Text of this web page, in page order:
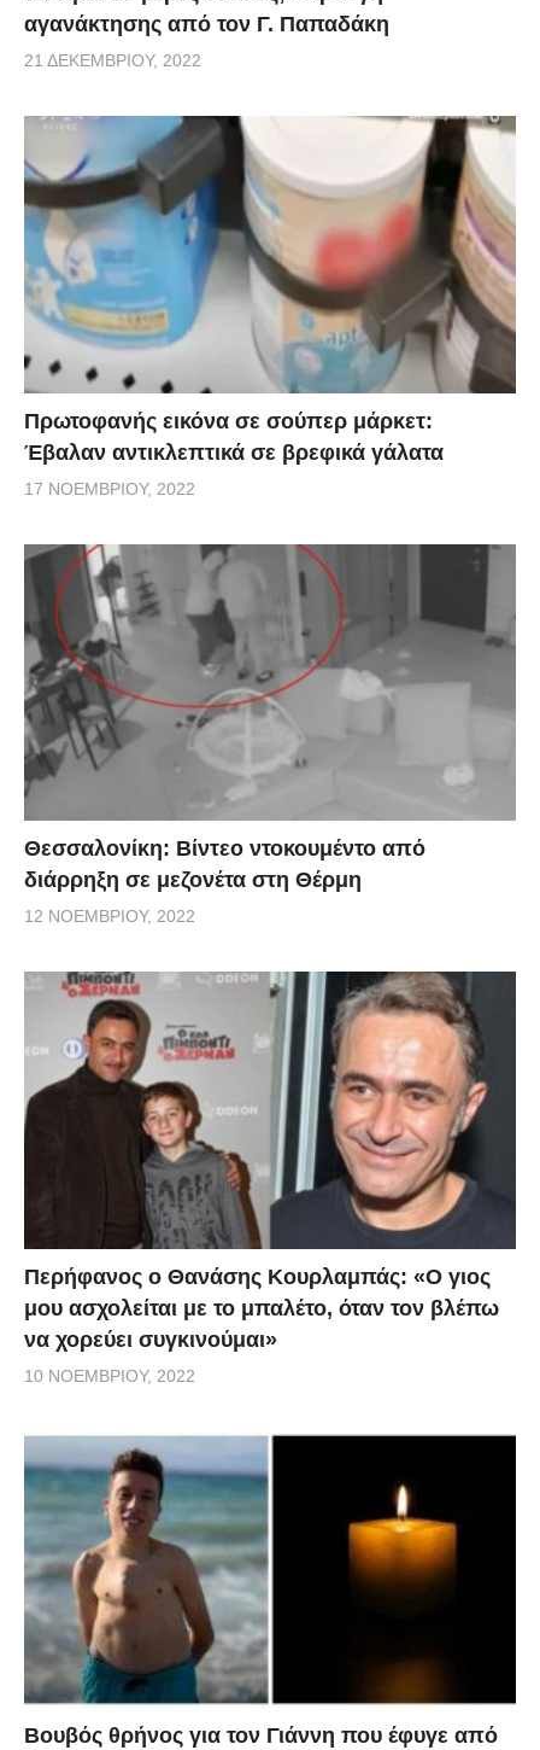
αγανάκτησης από τον Γ. Παπαδάκη
21 ΔΕΚΕΜΒΡΊΟΥ, 2022
Πρωτοφανής εικόνα σε σούπερ μάρκετ:
Έβαλαν αντικλεπτικά σε βρεφικά γάλατα
17 ΝΟΕΜΒΡΊΟΥ, 2022
Θεσσαλονίκη: Βίντεο ντοκουμέντο από
διάρρηξη σε μεζονέτα στη Θέρμη
12 ΝΟΕΜΒΡΊΟΥ, 2022
Περήφανος ο Θανάσης Κουρλαμπάς: «Ο γιος
μου ασχολείται με το μπαλέτο, όταν τον βλέπω
να χορεύει συγκινούμαι»
10 ΝΟΕΜΒΡΊΟΥ, 2022
Βουβός θρήνος για τον Γιάννη που έφυγε από